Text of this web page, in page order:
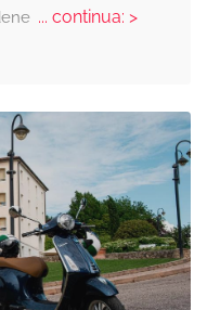
... continua: >